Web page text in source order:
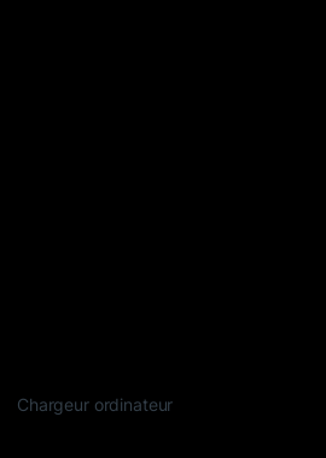
Chargeur ordinateur